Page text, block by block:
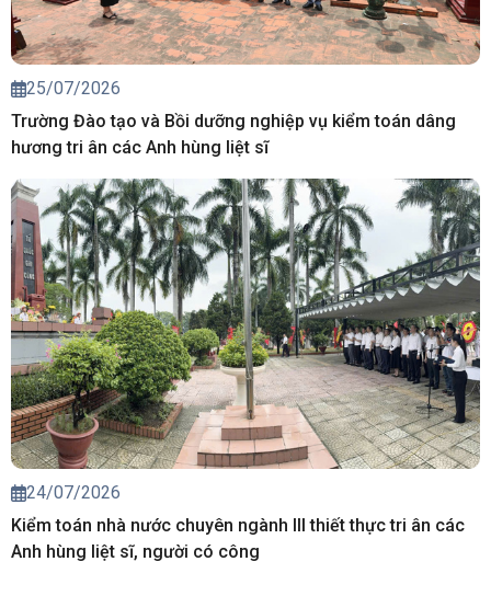
25/07/2026
Trường Đào tạo và Bồi dưỡng nghiệp vụ kiểm toán dâng
hương tri ân các Anh hùng liệt sĩ
24/07/2026
Kiểm toán nhà nước chuyên ngành III thiết thực tri ân các
Anh hùng liệt sĩ, người có công